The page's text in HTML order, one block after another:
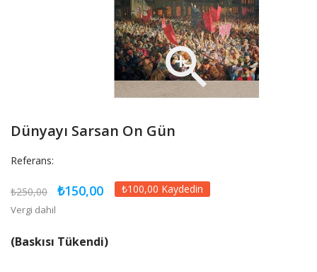

Dünyayı Sarsan On Gün
Referans:
₺250,00 ₺150,00 ₺100,00 Kaydedin
Vergi dahil
(Baskısı Tükendi)